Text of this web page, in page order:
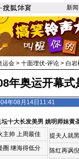
新闻
运会 > 十面埋伏-评论 > 白岩
年奥运开幕
年08月14日11:41
坛十大长发美男 姚明师妹黄
主帅 上周最佳
圈 继海得低分
提夫人就
陈红再讽